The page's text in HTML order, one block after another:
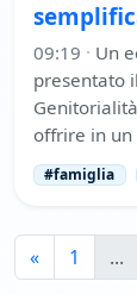
09:19 · Un
presentato
offrire in un
#famiglia
« 1 ...